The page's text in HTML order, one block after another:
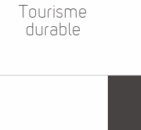
Tourisme
durable